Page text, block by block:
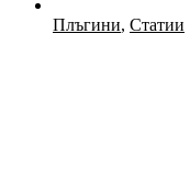
Плъгини, Статии